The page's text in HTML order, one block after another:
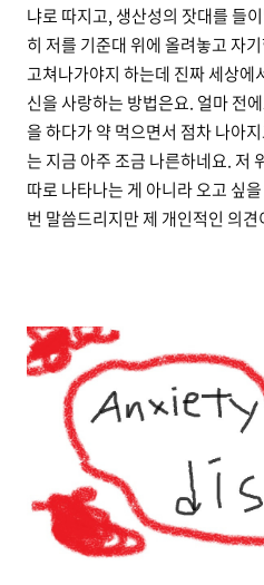
냐로 따지고, 생산성의 잣대를 들
히 저를 기준대 위에 올려놓고 자
고쳐나가야지 하는데 진짜 세상에
신을 사랑하는 방법은요. 얼마 전
을 하다가 약 먹으면서 점차 나아
는 지금 아주 조금 나른하네요. 저
따로 나타나는 게 아니라 오고 싶
번 말씀드리지만 제 개인적인 의